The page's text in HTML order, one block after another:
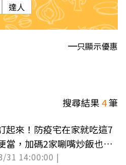
達人
只顯示優惠
搜尋結果4筆
起來！防疫宅在家就吃這7
當，加碼2家唰嘴炒飯也能
31 14:00:00 |